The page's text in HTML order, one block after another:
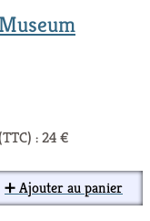
: 24 €
➕ Ajouter au panier